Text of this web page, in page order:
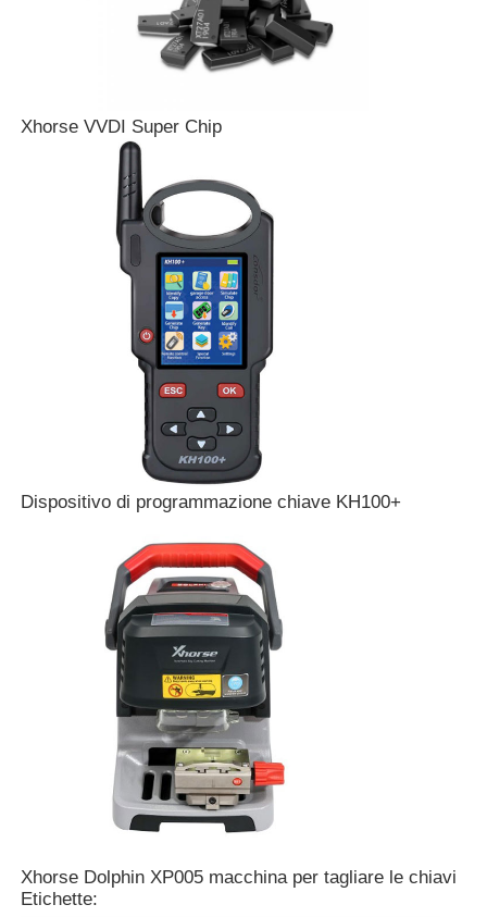
Fatory Tour
Controllo di qualità
Contattaci
Tutti i casi
Xhorse VVDI Super Chip
Dispositivo di programmazione chiave KH100+
Xhorse Dolphin XP005 macchina per tagliare le chiavi
Etichette: